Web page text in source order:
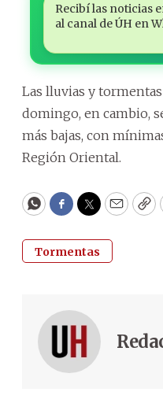
Recibí las noticias
al canal de ÚH en
Las lluvias y
domingo, en cambio,
más bajas, con
Región Oriental.
WhatsApp
Facebook
Twitter
Email
Tormentas